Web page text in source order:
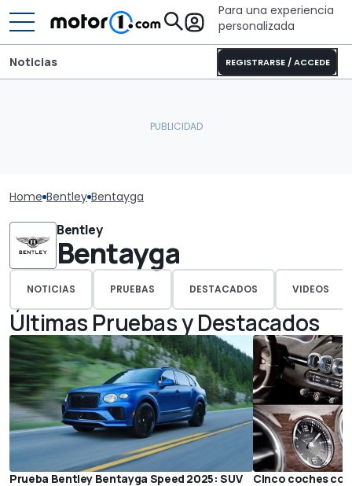
Para una experiencia
personalizada
REGISTRARSE / ACCEDE
Noticias
Home Bentley Bentayga
Bentley
Bentayga
NOTICIAS PRUEBAS DESTACADOS VIDEOS
Últimas Pruebas y Destacados
Prueba Bentley Bentayga Speed 2025: SUV
Cinco coches